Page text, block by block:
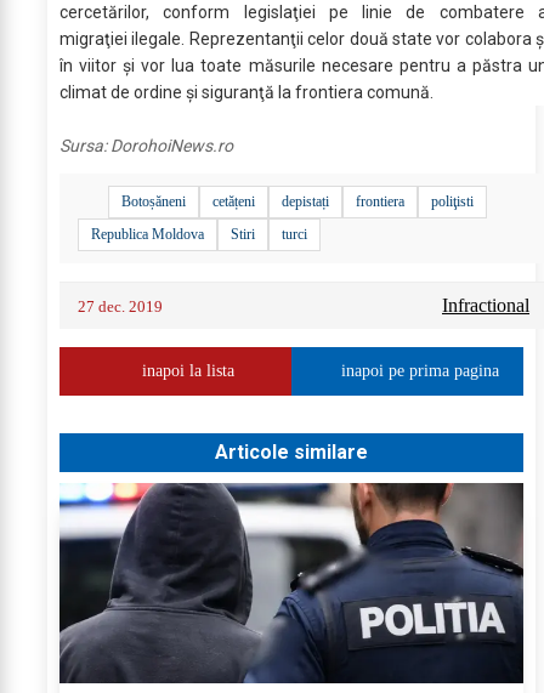
cercetărilor, conform legislaţiei pe linie de combatere
migraţiei ilegale. Reprezentanţii celor două state vor colabora
în viitor şi vor lua toate măsurile necesare pentru a păstra
climat de ordine şi siguranţă la frontiera comună.
Sursa:DorohoiNews.ro
Botoșăneni cetățeni depistați frontiera
poliţisti
Republica Moldova
Stiri turci
27 dec. 2019 Infractional
inapoi la lista inapoi pe prima pagina
Articole similare